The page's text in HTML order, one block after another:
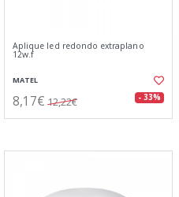
Aplique led redondo extraplano
12w.f
MATEL
8,17€ 12,22€ - 33%